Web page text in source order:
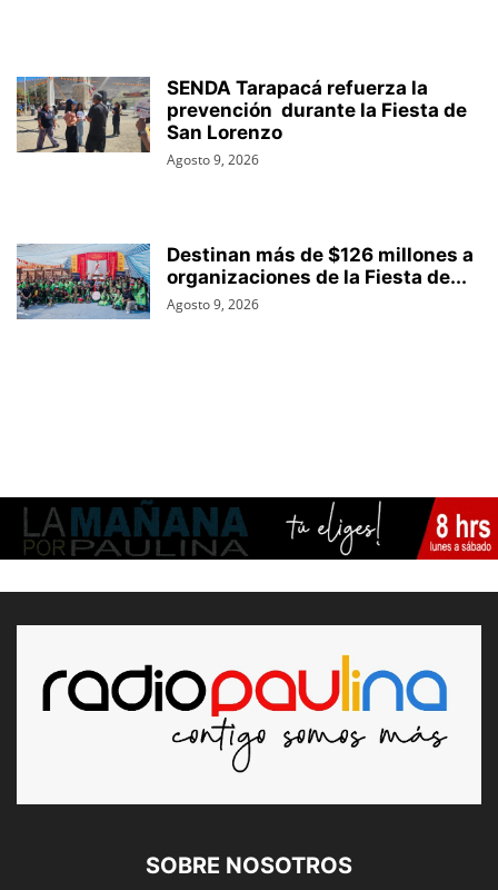
SENDA Tarapacá refuerza la
prevención durante la Fiesta de
San Lorenzo
Agosto 9, 2026
Destinan más de $126 millones a
organizaciones de la Fiesta de...
Agosto 9, 2026
SOBRE NOSOTROS